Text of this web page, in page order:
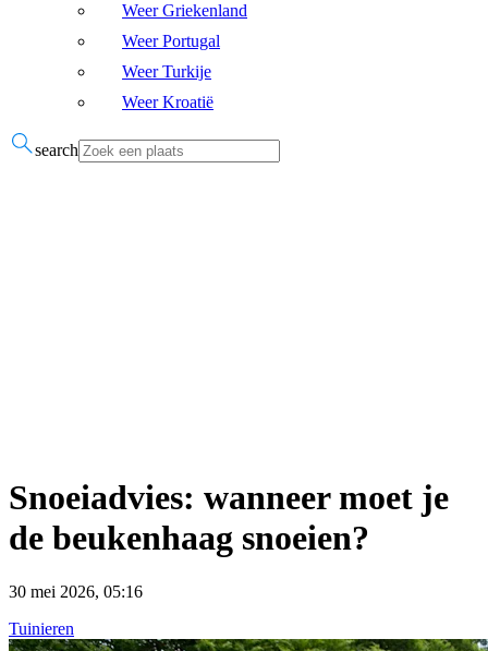
Weer Griekenland
Weer Portugal
Weer Turkije
Weer Kroatië
search
Snoeiadvies: wanneer moet je
de beukenhaag snoeien?
30 mei 2026, 05:16
Tuinieren